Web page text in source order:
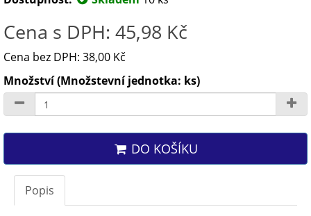
Cena s DPH: 45,98 Kč
Cena bez DPH: 38,00 Kč
Množství (Množstevní jednotka: ks)
DO KOŠÍKU
Popis